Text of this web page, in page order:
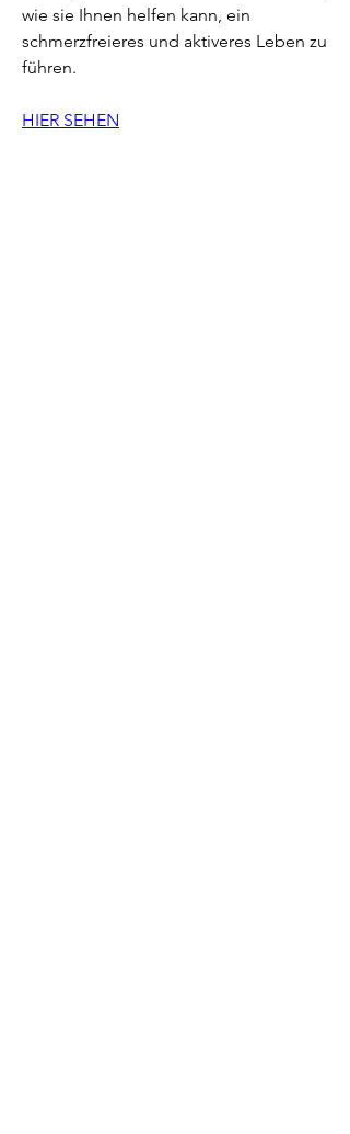
wie sie Ihnen helfen kann, ein
schmerzfreieres und aktiveres Leben zu
führen.
HIER SEHEN